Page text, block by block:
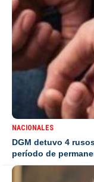
NACIONALES
DGM detuvo 4
período de